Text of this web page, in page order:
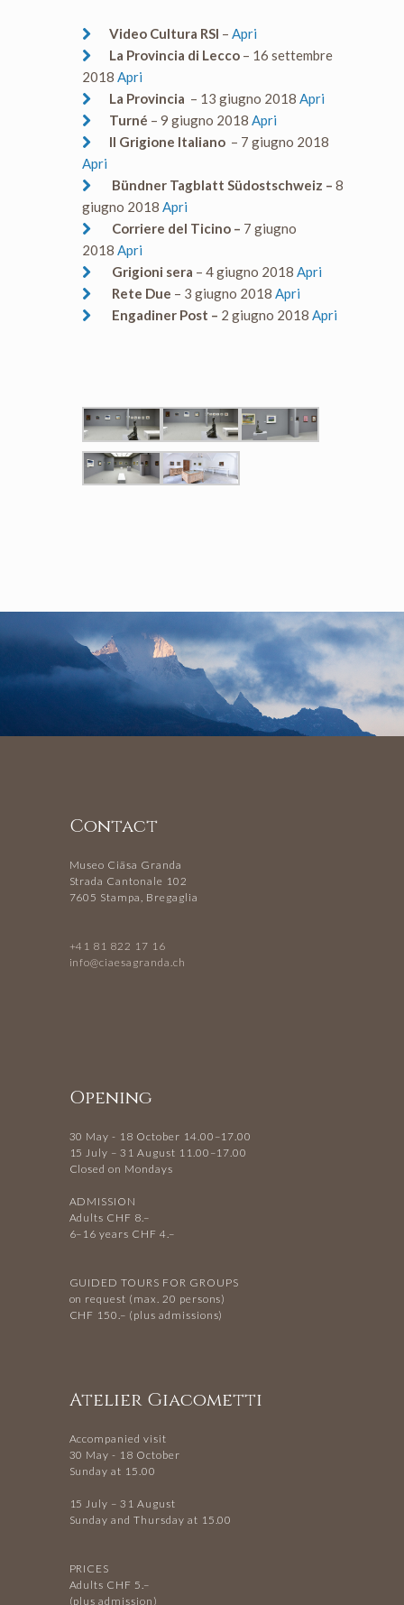
Video Cultura RSI –Apri
La Provincia di Lecco – 16 settembre
2018Apri
La Provincia – 13 giugno 2018Apri
Turné – 9 giugno 2018Apri
Il Grigione Italiano – 7 giugno 2018
Apri
Bündner Tagblatt Südostschweiz – 8
giugno 2018Apri
Corriere del Ticino – 7 giugno
2018Apri
Grigioni sera – 4 giugno 2018Apri
Rete Due – 3 giugno 2018Apri
Engadiner Post – 2 giugno 2018Apri
Contact
Museo Ciäsa Granda
Strada Cantonale 102
7605 Stampa, Bregaglia
+41 81 822 17 16
info@ciaesagranda.ch
Opening
30 May - 18 October 14.00–17.00
15 July – 31 August 11.00–17.00
Closed on Mondays
ADMISSION
Adults CHF 8.–
6–16 years CHF 4.–
GUIDED TOURS FOR GROUPS
on request (max. 20 persons)
CHF 150.– (plus admissions)
Atelier Giacometti
Accompanied visit
30 May - 18 October
Sunday at 15.00
15 July – 31 August
Sunday and Thursday at 15.00
PRICES
Adults CHF 5.–
(plus admission)